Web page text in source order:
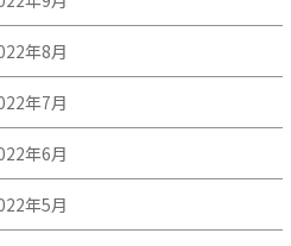
年8月
年7月
年6月
年5月